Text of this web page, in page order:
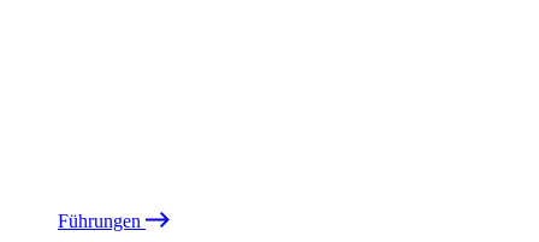
Führungen